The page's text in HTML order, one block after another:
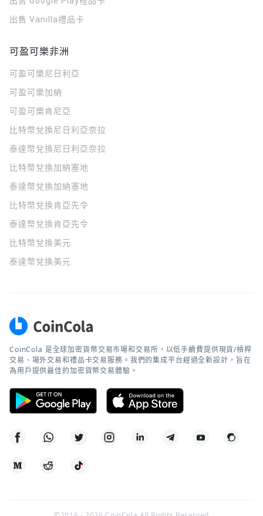
出售 Vanilla禮品卡
可盈可樂非洲
可盈可樂 尼日利亞
可盈可樂加納
可盈可樂肯尼亞
比特幣兌換尼日利亞奈拉
泰達幣兌換尼日利亞奈拉
比特幣兌換加納塞地
泰達幣兌換加納塞地
比特幣兌換肯亞先令
泰達幣兌換肯亞先令
比特幣兌換美元
泰達幣兌換美元
CoinCola 是全球加密貨幣交易市場和交易所，以低手續費提供現貨/槓桿
交易、場外交易和禮品卡交易服務。我們的集成平台經過全新設計，旨在
為用戶提供最佳的加密貨幣交易體驗。